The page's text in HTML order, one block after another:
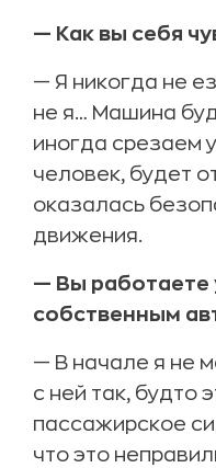
— Как вы себя
— Я никогда не
не я… Машина
иногда срезаем
человек, будет
оказалась
движения.
— Вы работаете
собственным
— В начале я не
с ней так, будто
пассажирское
что это